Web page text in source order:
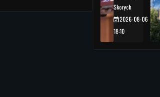
Skorych
2026-08-06
18:10